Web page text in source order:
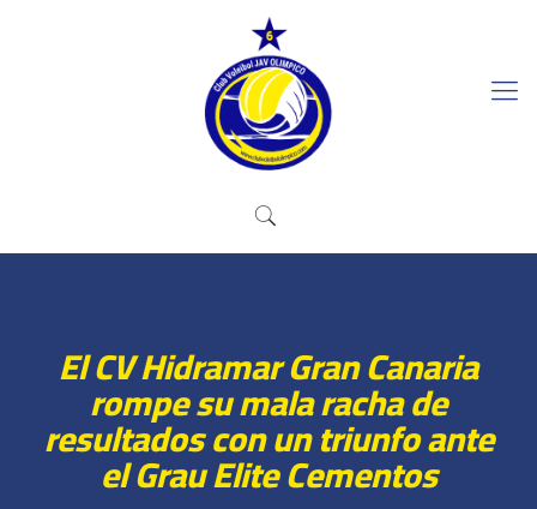
El CV Hidramar Gran Canaria
rompe su mala racha de
resultados con un triunfo ante
el Grau Elite Cementos